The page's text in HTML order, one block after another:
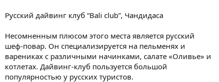
Русский дайвинг клуб “Bali club”, Чандидаса
Несомненным плюсом этого места является русский
шеф-повар. Он специализируется на пельменях и
варениках с различными начинками, салате «Оливье» и
котлетах. Дайвинг-клуб пользуется большой
популярностью у русских туристов.